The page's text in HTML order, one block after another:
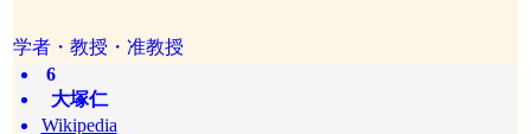
学者・教授・准教授
6
大塚仁
Wikipedia